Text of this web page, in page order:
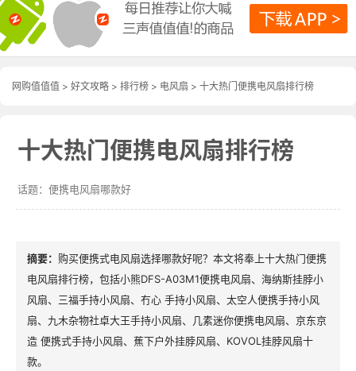
网购值值值 > 好文攻略 > 排行榜 > 电风扇 > 十大热门便携电风扇排行榜
十大热门便携电风扇排行榜
便携电风扇哪款好
购买便携式电风扇选择哪款好呢？本文将奉上十大热门便携
电风扇排行榜，包括小熊DFS-A03M1便携电风扇、海纳斯挂脖小
风扇、三福手持小风扇、冇心 手持小风扇、太空人便携手持小风
扇、九木杂物社卓大王手持小风扇、几素迷你便携电风扇、京东京
造 便携式手持小风扇、蕉下户外挂脖风扇、KOVOL挂脖风扇十
款。